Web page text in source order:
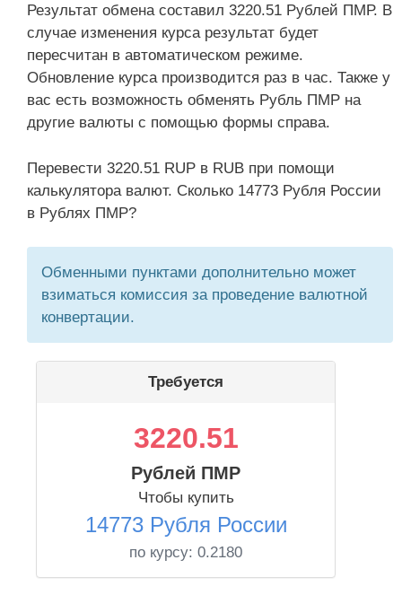
Результат обмена составил 3220.51 Рублей ПМР. В
случае изменения курса результат будет
пересчитан в автоматическом режиме.
Обновление курса производится раз в час. Также у
вас есть возможность обменять Рубль ПМР на
другие валюты с помощью формы справа.
Перевести 3220.51 RUP в RUB при помощи
калькулятора валют. Сколько 14773 Рубля России
в Рублях ПМР?
Обменными пунктами дополнительно может
взиматься комиссия за проведение валютной
конвертации.
Требуется
3220.51
Рублей ПМР
Чтобы купить
14773 Рубля России
по курсу: 0.2180